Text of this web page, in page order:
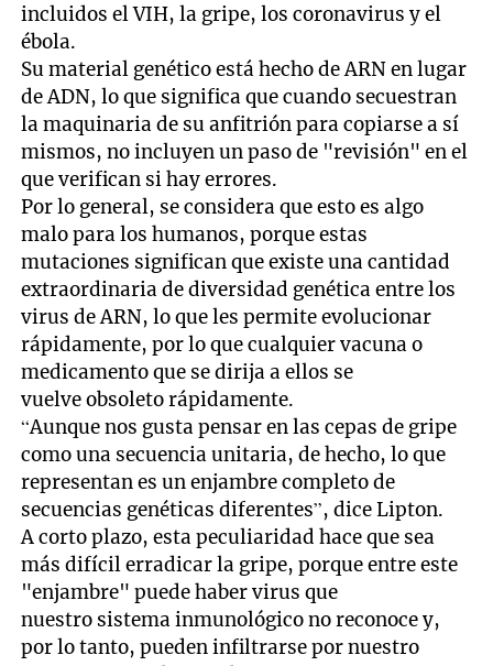
incluidos el VIH, la gripe, los coronavirus y el
ébola.
Su material genético está hecho de ARN en lugar
de ADN, lo que significa que cuando secuestran
la maquinaria de su anfitrión para copiarse a sí
mismos, no incluyen un paso de "revisión" en el
que verifican si hay errores.
Por lo general, se considera que esto es algo
malo para los humanos, porque estas
mutaciones significan que existe una cantidad
extraordinaria de diversidad genética entre los
virus de ARN, lo que les permite evolucionar
rápidamente, por lo que cualquier vacuna o
medicamento que se dirija a ellos se
vuelve obsoleto rápidamente.
“Aunque nos gusta pensar en las cepas de gripe
como una secuencia unitaria, de hecho, lo que
representan es un enjambre completo de
secuencias genéticas diferentes”, dice Lipton.
A corto plazo, esta peculiaridad hace que sea
más difícil erradicar la gripe, porque entre este
"enjambre" puede haber virus que
nuestro sistema inmunológico no reconoce y,
por lo tanto, pueden infiltrarse por nuestro